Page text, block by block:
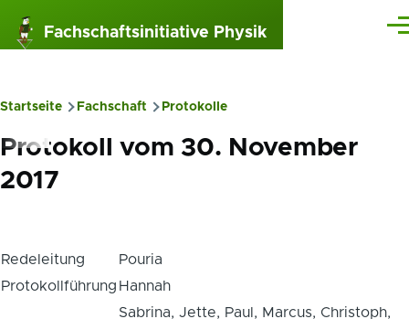
Fachschaftsinitiative Physik
Startseite Fachschaft Protokolle
Protokoll vom 30. November
2017
Redeleitung
Pouria
Protokollführung Hannah
Sabrina, Jette, Paul, Marcus, Christoph,